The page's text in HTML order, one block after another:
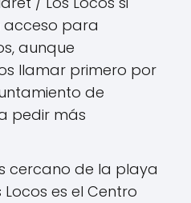
acceso para
aunque
llamar primero por
de
pedir más
cercano de la playa
Locos es el Centro